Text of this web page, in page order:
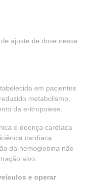
ajuste de dose nessa
em pacientes
metabolismo,
da eritropoiese.
e doença cardíaca
cardíaca
da hemoglobina não
alvo.
e operar